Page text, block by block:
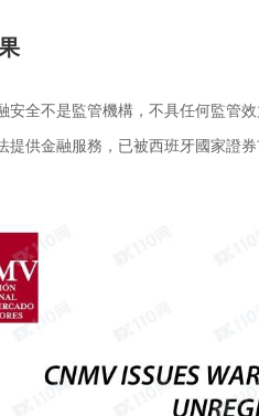
安全不是監管機構，不具任何監管
提供金融服務，已被西班牙國家證